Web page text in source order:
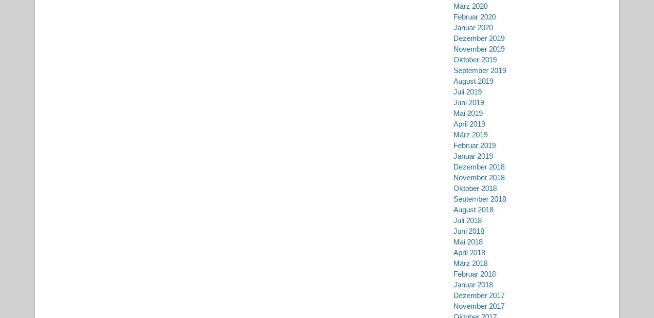
März 2020
Februar 2020
Januar 2020
Dezember 2019
November 2019
Oktober 2019
September 2019
August 2019
Juli 2019
Juni 2019
Mai 2019
April 2019
März 2019
Februar 2019
Januar 2019
Dezember 2018
November 2018
Oktober 2018
September 2018
August 2018
Juli 2018
Juni 2018
Mai 2018
April 2018
März 2018
Februar 2018
Januar 2018
Dezember 2017
November 2017